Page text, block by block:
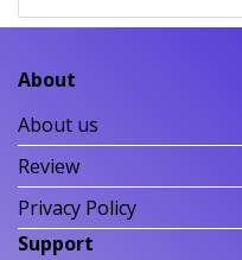
About
About us
Review
Privacy Policy
Support